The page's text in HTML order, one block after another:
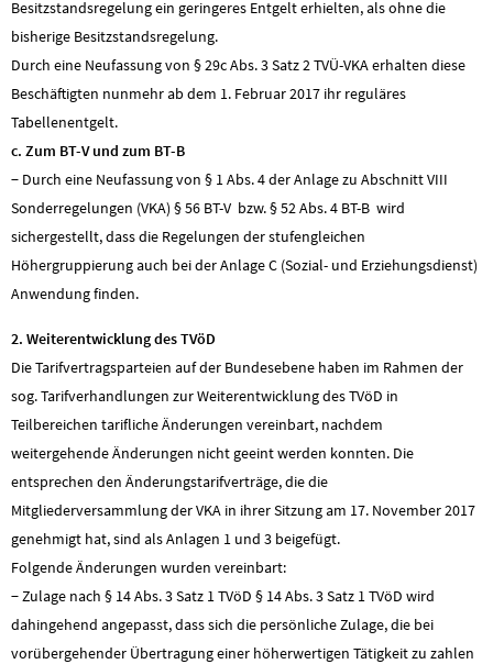
Besitzstandsregelung ein geringeres Entgelt erhielten, als ohne die
bisherige Besitzstandsregelung.
Durch eine Neufassung von § 29c Abs. 3 Satz 2 TVÜ-VKA erhalten diese
Beschäftigten nunmehr ab dem 1. Februar 2017 ihr reguläres
Tabellenentgelt.
c. Zum BT-V und zum BT-B
− Durch eine Neufassung von § 1 Abs. 4 der Anlage zu Abschnitt VIII
Sonderregelungen (VKA) § 56 BT-V bzw. § 52 Abs. 4 BT-B wird
sichergestellt, dass die Regelungen der stufengleichen
Höhergruppierung auch bei der Anlage C (Sozial- und Erziehungsdienst)
Anwendung finden.
2. Weiterentwicklung des TVöD
Die Tarifvertragsparteien auf der Bundesebene haben im Rahmen der
sog. Tarifverhandlungen zur Weiterentwicklung des TVöD in
Teilbereichen tarifliche Änderungen vereinbart, nachdem
weitergehende Änderungen nicht geeint werden konnten. Die
entsprechen den Änderungstarifverträge, die die
Mitgliederversammlung der VKA in ihrer Sitzung am 17. November 2017
genehmigt hat, sind als Anlagen 1 und 3 beigefügt.
Folgende Änderungen wurden vereinbart:
− Zulage nach § 14 Abs. 3 Satz 1 TVöD § 14 Abs. 3 Satz 1 TVöD wird
dahingehend angepasst, dass sich die persönliche Zulage, die bei
vorübergehender Übertragung einer höherwertigen Tätigkeit zu zahlen